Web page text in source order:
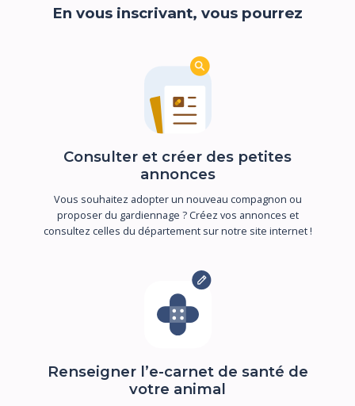
En vous inscrivant, vous pourrez
Consulter et créer des petites
annonces
Vous souhaitez adopter un nouveau compagnon ou
proposer du gardiennage ? Créez vos annonces et
consultez celles du département sur notre site internet !
Renseigner l’e-carnet de santé de
votre animal